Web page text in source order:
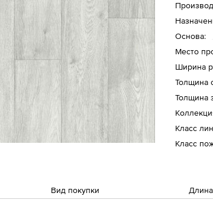
Основа:
Место
Ширина
Толщина
Толщина
Класс
Класс
Вид покупки